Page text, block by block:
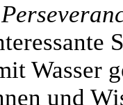
Wasser
und